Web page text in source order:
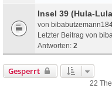
Insel 39 (Hula-
von
Letzter Beitrag von
Antworten: 2
Gesperrt
22